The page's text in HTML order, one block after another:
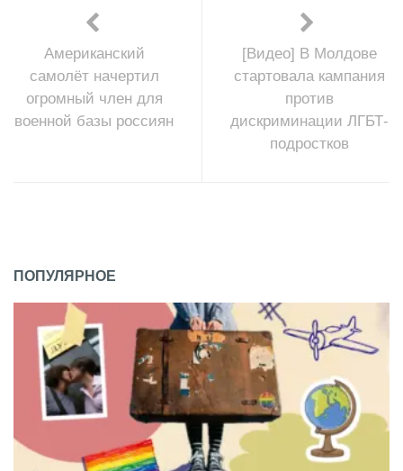
Американский
самолёт начертил
огромный член для
военной базы россиян
[Видео] В Молдове
стартовала кампания
против
дискриминации ЛГБТ-
подростков
ПОПУЛЯРНОЕ